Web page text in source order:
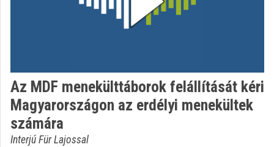
Contributors
Appearance:
Az MDF menekülttáborok felállítását kéri
Magyarországon az erdélyi menekültek
számára
Interjú Für Lajossal